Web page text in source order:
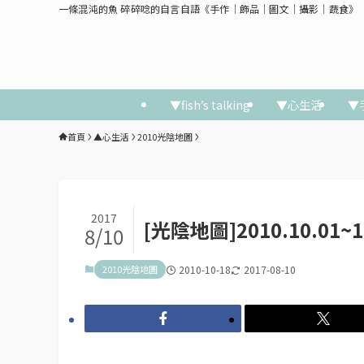
一條混沌的魚 碎碎唸的自言自語《手作│飾品│圖文│攝影│蔬食》
▼fish’s talking ▼心生活 ▼
首頁 ▲心生活 2010光陰地圖
[光陰地圖
2017
8/10
2010光陰地圖 2010-10-18 2017-08-10